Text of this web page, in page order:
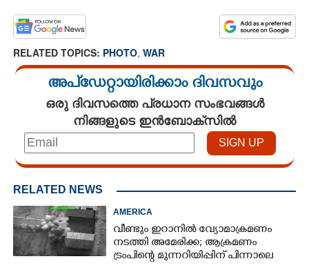
RELATED TOPICS: PHOTO, WAR
അപ്ഡേറ്റായിരിക്കാം ദിവസവും
ഒരു ദിവസത്തെ പ്രധാന സംഭവങ്ങൾ
നിങ്ങളുടെ ഇൻബോക്സിൽ
RELATED NEWS
AMERICA
വീണ്ടും ഇറാനിൽ വ്യോമാക്രമണം
നടത്തി അമേരിക്ക; ആക്രമണം
ട്രംപിന്റെ മുന്നറിയിപ്പിന് പിന്നാലെ